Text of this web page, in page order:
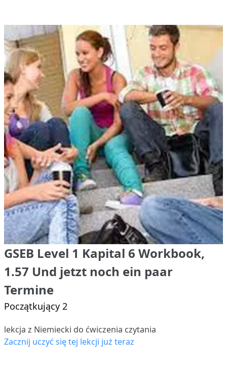
GSEB Level 1 Kapital 6 Workbook,
1.57 Und jetzt noch ein paar
Termine
Początkujący 2
lekcja z Niemiecki do ćwiczenia czytania
Zacznij uczyć się tej lekcji już teraz